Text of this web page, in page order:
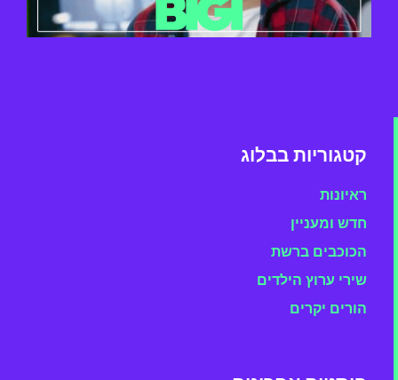
קטגוריות בבלוג
ראיונות
חדש ומעניין
הכוכבים ברשת
שירי ערוץ הילדים
הורים יקרים